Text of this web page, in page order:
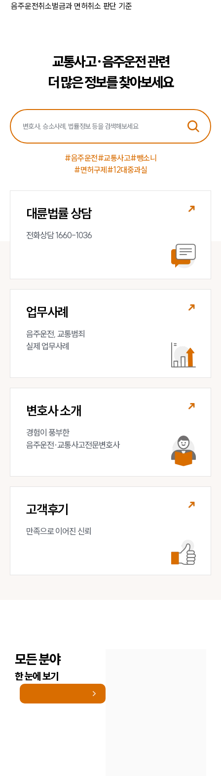
음주운전취소벌금과 면허취소 판단 기준
교통사고·음주운전 관련
더 많은 정보를 찾아보세요
#음주운전#교통사고#뺑소니
#면허구제#12대중과실
대륜법률 상담
전화상담 1660-1036
업무사례
음주운전, 교통범죄
실제 업무사례
변호사 소개
경험이 풍부한
음주운전·교통사고전문변호사
고객후기
만족으로 이어진 신뢰
모든 분야
한 눈에 보기